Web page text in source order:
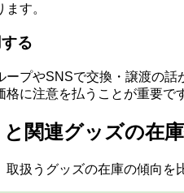
す。
る
プやSNSで交換・譲渡の
に注意を払うことが重要で
関連グッズの在
扱うグッズの在庫の傾向